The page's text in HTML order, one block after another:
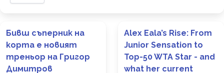
Бивш съперник на
корта е новият
треньор на Григор
Димитров
Alex Eala’s Rise: From
Junior Sensation to
Top-50 WTA Star - and
what her current